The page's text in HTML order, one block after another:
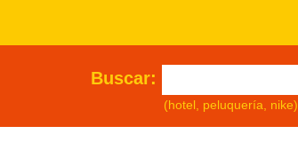
Buscar:
(hotel, peluquería, nike)